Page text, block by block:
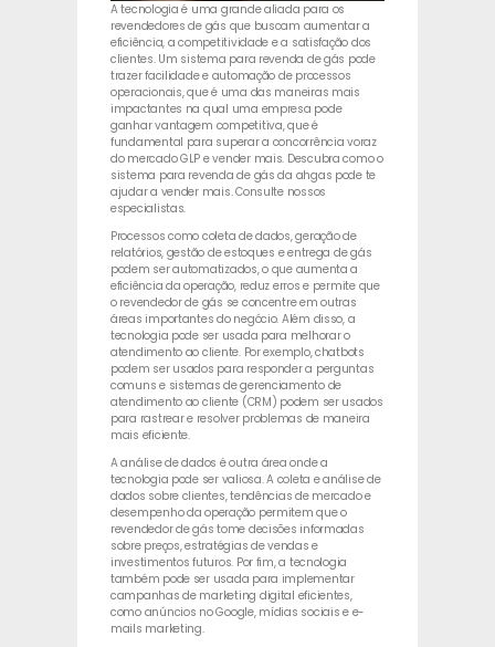
A tecnologia é uma grande aliada para os
revendedores de gás que buscam aumentar a
eficiência, a competitividade e a satisfação dos
clientes. Um sistema para revenda de gás pode
trazer facilidade e automação de processos
operacionais, que é uma das maneiras mais
impactantes na qual uma empresa pode
ganhar vantagem competitiva, que é
fundamental para superar a concorrência voraz
do mercado GLP e vender mais. Descubra como o
sistema para revenda de gás da ahgas pode te
ajudar a vender mais. Consulte nossos
especialistas.
Processos como coleta de dados, geração de
relatórios, gestão de estoques e entrega de gás
podem ser automatizados, o que aumenta a
eficiência da operação, reduz erros e permite que
o revendedor de gás se concentre em outras
áreas importantes do negócio. Além disso, a
tecnologia pode ser usada para melhorar o
atendimento ao cliente. Por exemplo, chatbots
podem ser usados para responder a perguntas
comuns e sistemas de gerenciamento de
atendimento ao cliente (CRM) podem ser usados
para rastrear e resolver problemas de maneira
mais eficiente.
A análise de dados é outra área onde a
tecnologia pode ser valiosa. A coleta e análise de
dados sobre clientes, tendências de mercado e
desempenho da operação permitem que o
revendedor de gás tome decisões informadas
sobre preços, estratégias de vendas e
investimentos futuros. Por fim, a tecnologia
também pode ser usada para implementar
campanhas de marketing digital eficientes,
como anúncios no Google, mídias sociais e e-
mails marketing.